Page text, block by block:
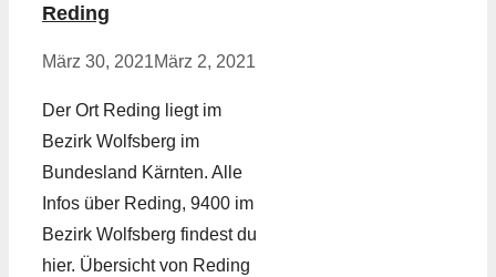
Reding
März 30, 2021März 2, 2021
Der Ort Reding liegt im
Bezirk Wolfsberg im
Bundesland Kärnten. Alle
Infos über Reding, 9400 im
Bezirk Wolfsberg findest du
hier. Übersicht von Reding